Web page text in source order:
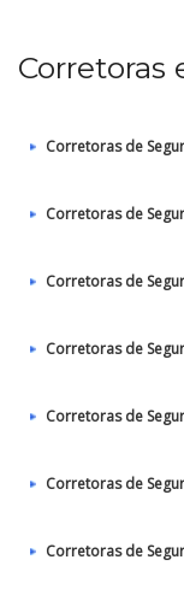
Corretoras
Corretoras de
Corretoras de
Corretoras de
Corretoras de
Corretoras de
Corretoras de
Corretoras de